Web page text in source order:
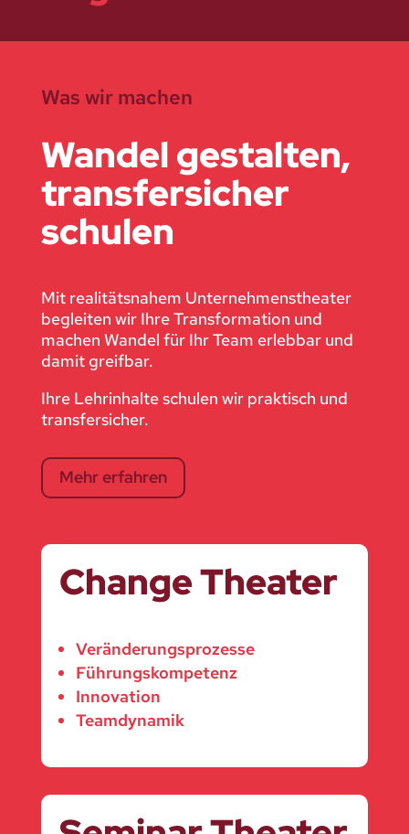
Was wir machen
Wandel gestalten,
transfersicher
schulen
Mit realitätsnahem Unternehmenstheater
begleiten wir Ihre Transformation und
machen Wandel für Ihr Team erlebbar und
damit greifbar.
Ihre Lehrinhalte schulen wir praktisch und
transfersicher.
Mehr erfahren
Change Theater
Veränderungsprozesse
Führungskompetenz
Innovation
Teamdynamik